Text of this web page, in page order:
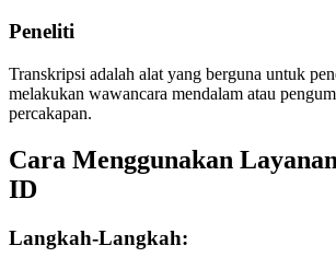
Peneliti
Transkripsi adalah alat yang berguna untuk
melakukan wawancara mendalam atau
percakapan.
Cara Menggunakan
ID
Langkah-Langkah: